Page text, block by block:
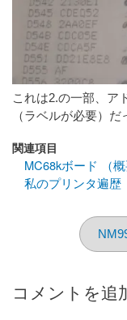
これは2.の一部、ア
（ラベルが必要）だ
関連項目
MC68kボード （概
私のプリンタ遍歴
コメントを追